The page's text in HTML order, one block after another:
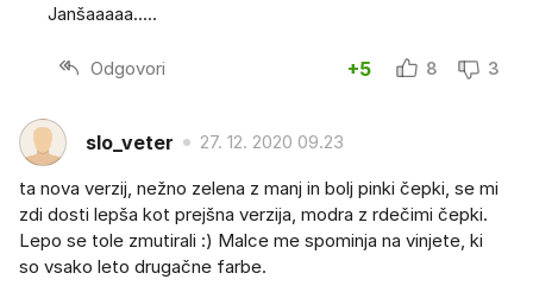
Janšaaaaa.....
Odgovori +5 8 3
slo_veter 27. 12. 2020 09.23
ta nova verzij, nežno zelena z manj in bolj pinki čepki, se mi
zdi dosti lepša kot prejšna verzija, modra z rdečimi čepki.
Lepo se tole zmutirali :) Malce me spominja na vinjete, ki
so vsako leto drugačne farbe.